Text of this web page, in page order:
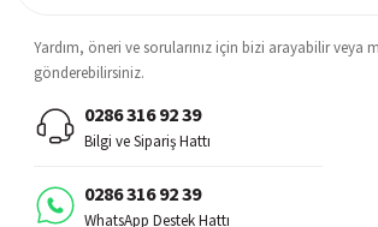
Yardım, öneri ve sorularınız için bizi arayabilir veya
gönderebilirsiniz.
0286 316 92 39
Bilgi ve Sipariş Hattı
0286 316 92 39
WhatsApp Destek Hattı